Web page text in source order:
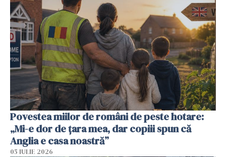
Povestea miilor de români de peste hotare:
„Mi-e dor de țara mea, dar copiii spun că
Anglia e casa noastră”
05 IULIE 2026